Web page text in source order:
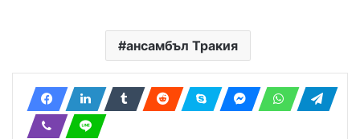
ансамбъл Тракия